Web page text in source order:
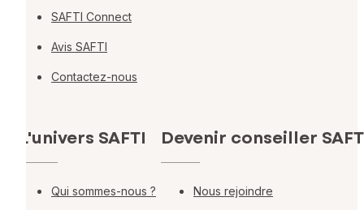
SAFTI Connect
Avis SAFTI
Contactez-nous
L'univers SAFTI
Qui sommes-nous ?
Devenir conseiller
Nous rejoindre